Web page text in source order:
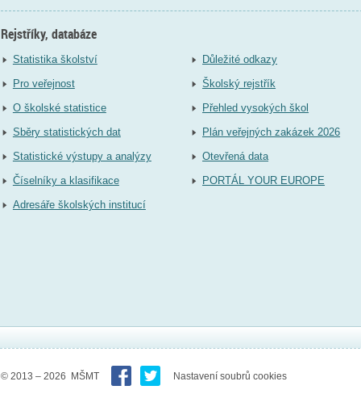
Rejstříky, databáze
Statistika školství
Pro veřejnost
O školské statistice
Sběry statistických dat
Statistické výstupy a analýzy
Číselníky a klasifikace
Adresáře školských institucí
Důležité odkazy
Školský rejstřík
Přehled vysokých škol
Plán veřejných zakázek 2026
Otevřená data
PORTÁL YOUR EUROPE
© 2013 – 2026 MŠMT Nastavení soubrů cookies